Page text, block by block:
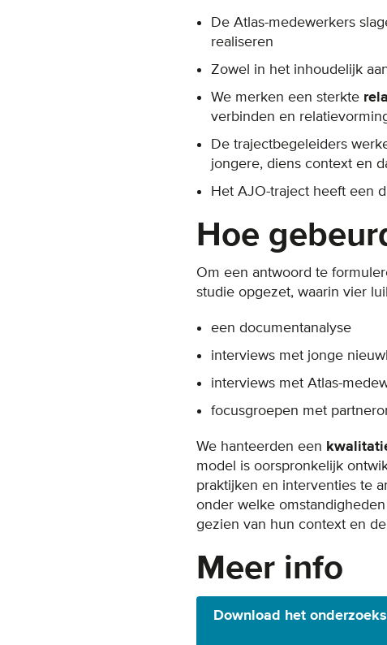
De Atlas-medewerkers
realiseren
Zowel in het inhoudelijk
We merken een sterkte
verbinden en
De trajectbegeleiders
jongere, diens context en
Het AJO-traject heeft een
Hoe
Om een antwoord te
studie opgezet, waarin vier
een documentanalyse
interviews met jonge
interviews met Atlas-
focusgroepen met
We hanteerden een
model is oorspronkelijk
praktijken en interventies te
onder welke
gezien van hun context en
Meer info
Download het